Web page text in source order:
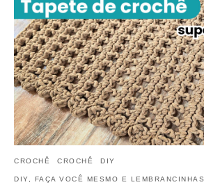
CROCHÊ CROCHÊ DIY
DIY, FAÇA VOCÊ MESMO E LEMBRANCINHAS